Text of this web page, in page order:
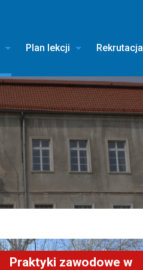
Plan lekcji Rekrutacja
Praktyki zawodowe w